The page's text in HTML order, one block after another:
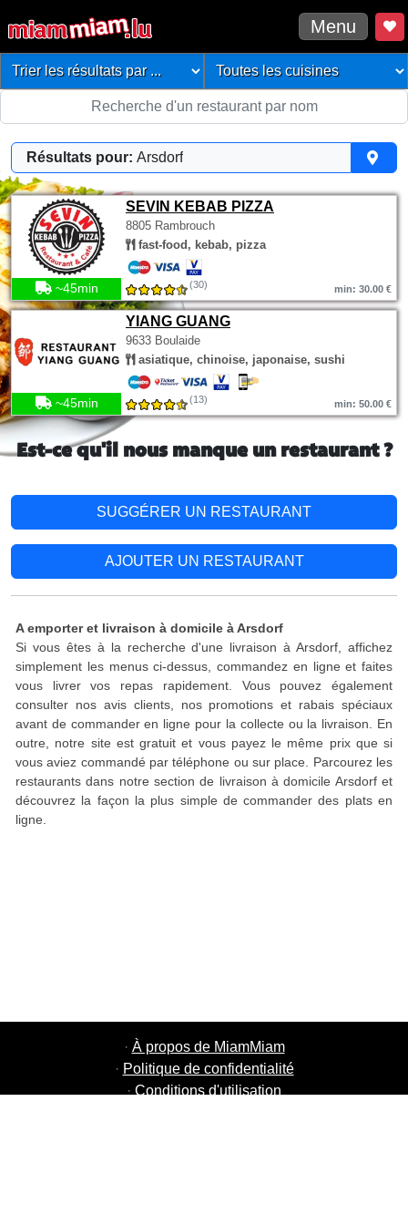
Menu
Résultats pour: Arsdorf
SEVIN KEBAB PIZZA
8805 Rambrouch
fast-food, kebab, pizza
~45min (30) min: 30.00 €
YIANG GUANG
9633 Boulaide
asiatique, chinoise, japonaise, sushi
~45min (13) min: 50.00 €
Est-ce qu'il nous manque un restaurant ?
SUGGÉRER UN RESTAURANT
AJOUTER UN RESTAURANT
A emporter et livraison à domicile à Arsdorf
Si vous êtes à la recherche d'une livraison à Arsdorf, affichez
simplement les menus ci-dessus, commandez en ligne et faites
vous livrer vos repas rapidement. Vous pouvez également
consulter nos avis clients, nos promotions et rabais spéciaux
avant de commander en ligne pour la collecte ou la livraison. En
outre, notre site est gratuit et vous payez le même prix que si
vous aviez commandé par téléphone ou sur place. Parcourez les
restaurants dans notre section de livraison à domicile Arsdorf et
découvrez la façon la plus simple de commander des plats en
ligne.
· À propos de MiamMiam
· Politique de confidentialité
· Conditions d'utilisation